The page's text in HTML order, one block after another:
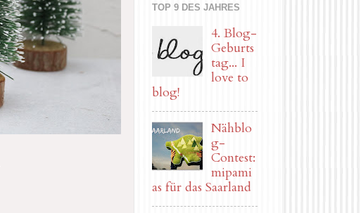
TOP 9 DES JAHRES
4. Blog-
Geburts
tag... I
love to
blog!
Nähblo
g-
Contest:
mipami
as für das Saarland